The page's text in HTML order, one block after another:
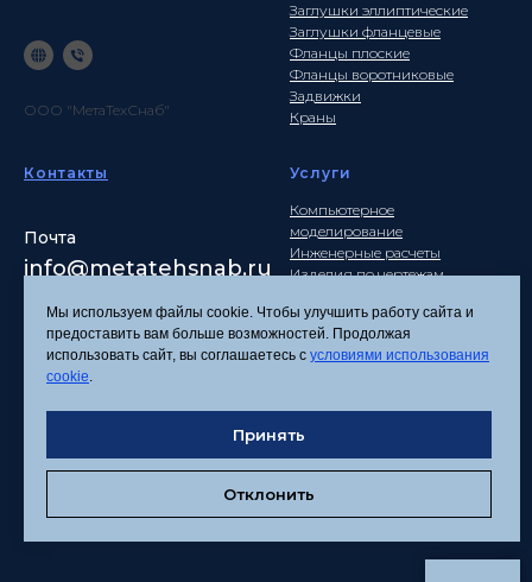
ООО "МетаТехСнаб"
Заглушки эллиптические
Заглушки фланцевые
Фланцы плоские
Фланцы воротниковые
Задвижки
Краны
Контакты
Почта
info@metatehsnab.ru
Услуги
Компьютерное
моделирование
Инженерные расчеты
Изделия по чертежам
Политика
Согласие на обработку
персональных данных
Соглашение об
Мы используем файлы cookie. Чтобы улучшить работу сайта и
предоставить вам больше возможностей. Продолжая
использовать сайт, вы соглашаетесь с условиями использования
cookie.
Принять
Отклонить